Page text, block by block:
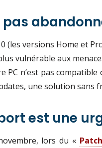
pas
(les versions Home et
vulnérable aux
n’est pas
une solution sans
est une
lors du «